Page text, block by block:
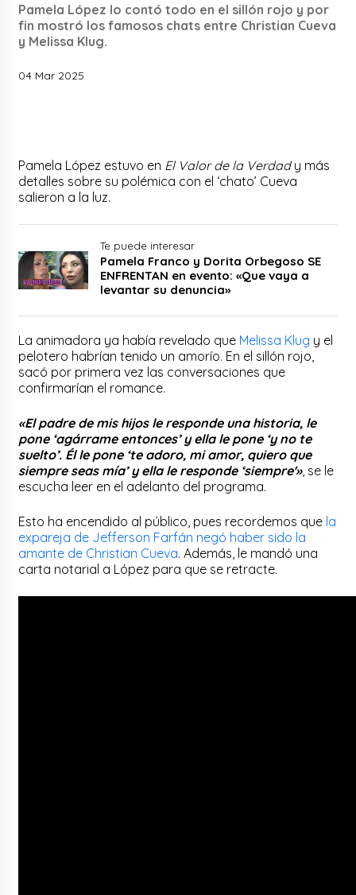
Pamela López lo contó todo en el sillón rojo y por
fin mostró los famosos chats entre Christian Cueva
y Melissa Klug.
04 Mar 2025
Pamela López estuvo en El Valor de la Verdady más
detalles sobre su polémica con el ‘chato’ Cueva
salieron a la luz.
Te puede interesar
Pamela Franco y Dorita Orbegoso SE
ENFRENTAN en evento: «Que vaya a
levantar su denuncia»
La animadora ya había revelado que Melissa Klug y el
pelotero habrían tenido un amorío. En el sillón rojo,
sacó por primera vez las conversaciones que
confirmarían el romance.
«El padre de mis hijos le responde una historia, le
pone ‘agárrame entonces’ y ella le pone ‘y no te
suelto’. Él le pone ‘te adoro, mi amor, quiero que
siempre seas mía’ y ella le responde ‘siempre'», se le
escucha leer en el adelanto del programa.
Esto ha encendido al público, pues recordemos que la
expareja de Jefferson Farfán negó haber sido la
amante de Christian Cueva. Además, le mandó una
carta notarial a López para que se retracte.